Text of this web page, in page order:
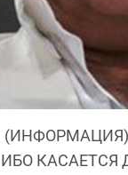
КАСАЕТСЯ